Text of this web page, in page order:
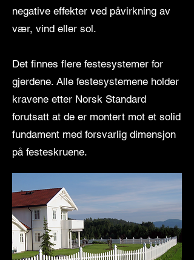
negative effekter ved påvirkning av
vær, vind eller sol.
Det finnes flere festesystemer for
gjerdene. Alle festesystemene holder
kravene etter Norsk Standard
forutsatt at de er montert mot et solid
fundament med forsvarlig dimensjon
på festeskruene.